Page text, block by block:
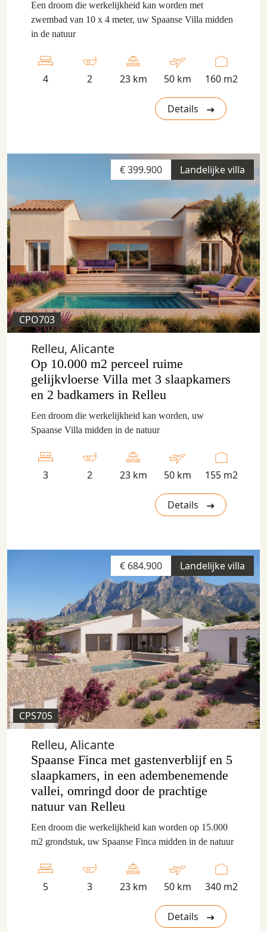
Een droom die werkelijkheid kan worden met
zwembad van 10 x 4 meter, uw Spaanse Villa midden
in de natuur
4 2 23 km 50 km 160 m2
Details
Landelijke villa
€ 399.900
CPO703
Relleu, Alicante
Op 10.000 m2 perceel ruime
gelijkvloerse Villa met 3 slaapkamers
en 2 badkamers in Relleu
Een droom die werkelijkheid kan worden, uw
Spaanse Villa midden in de natuur
3 2 23 km 50 km 155 m2
Details
Landelijke villa
€ 684.900
CPS705
Relleu, Alicante
Spaanse Finca met gastenverblijf en 5
slaapkamers, in een adembenemende
vallei, omringd door de prachtige
natuur van Relleu
Een droom die werkelijkheid kan worden op 15.000
m2 grondstuk, uw Spaanse Finca midden in de natuur
5 3 23 km 50 km 340 m2
Details